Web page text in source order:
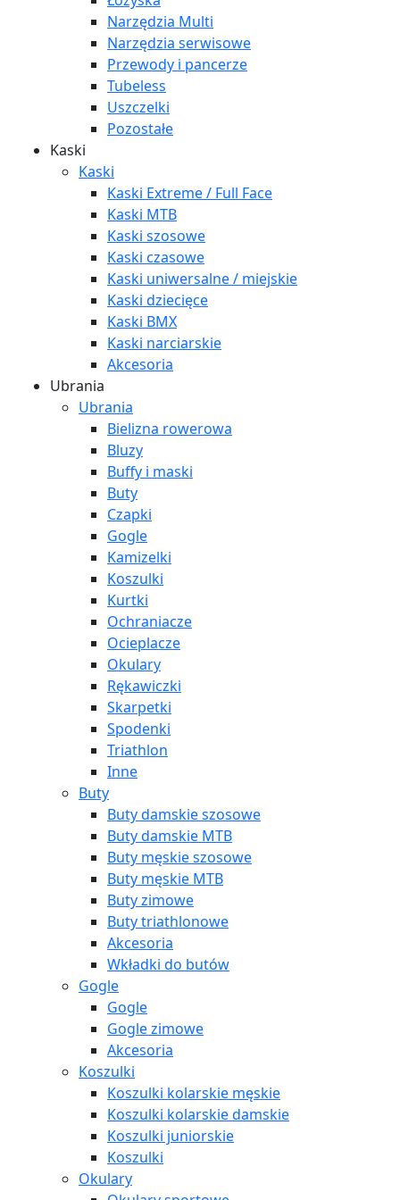
Narzędzia Multi
Narzędzia serwisowe
Przewody i pancerze
Tubeless
Uszczelki
Pozostałe
Kaski
Kaski
Kaski Extreme / Full Face
Kaski MTB
Kaski szosowe
Kaski czasowe
Kaski uniwersalne / miejskie
Kaski dziecięce
Kaski BMX
Kaski narciarskie
Akcesoria
Ubrania
Ubrania
Bielizna rowerowa
Bluzy
Buffy i maski
Buty
Czapki
Gogle
Kamizelki
Koszulki
Kurtki
Ochraniacze
Ocieplacze
Okulary
Rękawiczki
Skarpetki
Spodenki
Triathlon
Inne
Buty
Buty damskie szosowe
Buty damskie MTB
Buty męskie szosowe
Buty męskie MTB
Buty zimowe
Buty triathlonowe
Akcesoria
Wkładki do butów
Gogle
Gogle
Gogle zimowe
Akcesoria
Koszulki
Koszulki kolarskie męskie
Koszulki kolarskie damskie
Koszulki juniorskie
Koszulki
Okulary